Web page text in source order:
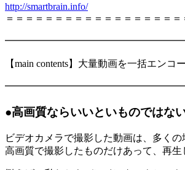
http://smartbrain.info/
＝＝＝＝＝＝＝＝＝＝＝＝＝＝＝＝＝
【main contents】大量動画を一括エンコ
●高画質ならいいといものではな
ビデオカメラで撮影した動画は、多くの
高画質で撮影したものだけあって、再